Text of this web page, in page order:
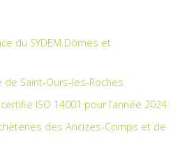
du SYDEM Dômes et
de Saint-Ours-les-Roches
ISO 14001 pour l’année 2024
des Ancizes-Comps et de